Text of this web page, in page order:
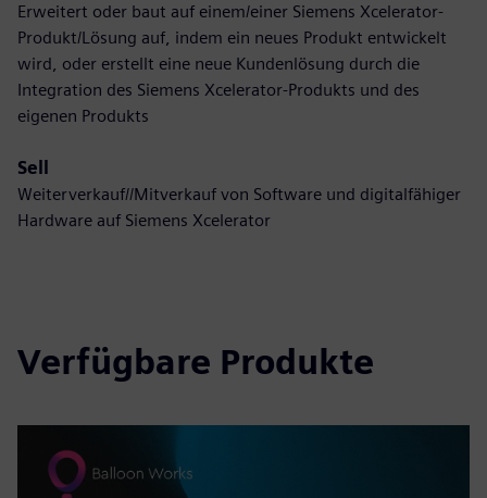
Erweitert oder baut auf einem/einer Siemens Xcelerator-
Produkt/Lösung auf, indem ein neues Produkt entwickelt
wird, oder erstellt eine neue Kundenlösung durch die
Integration des Siemens Xcelerator-Produkts und des
eigenen Produkts
Sell
Weiterverkauf//Mitverkauf von Software und digitalfähiger
Hardware auf Siemens Xcelerator
Verfügbare Produkte